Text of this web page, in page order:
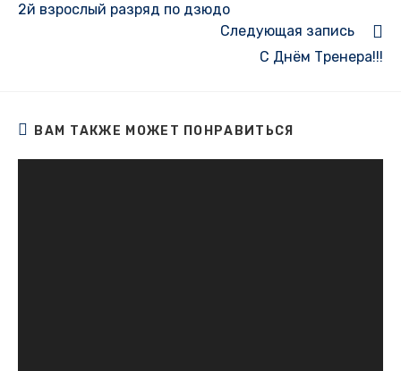
2й взрослый разряд по дзюдо
Следующая запись
С Днём Тренера!!!
ВАМ ТАКЖЕ МОЖЕТ ПОНРАВИТЬСЯ